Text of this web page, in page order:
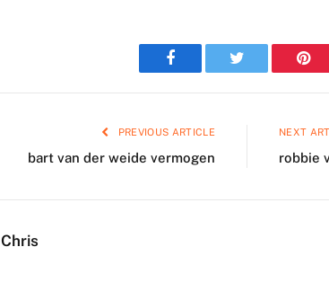
Facebook Twitter
PREVIOUS ARTICLE
bart van der weide vermogen
NEXT
robbie
Chris